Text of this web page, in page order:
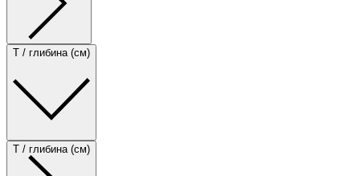
T / глибина (см)
T / глибина (см)